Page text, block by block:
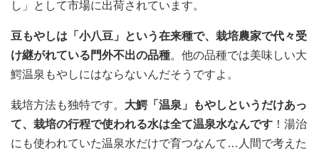
し」として市場に出荷されています。
豆もやしは「小八豆」という在来種で、栽培農家で代々受
け継がれている門外不出の品種。他の品種では美味しい大
鰐温泉もやしにはならないんだそうですよ。
栽培方法も独特です。 大鰐「温泉」もやしというだけあっ
て、栽培の行程で使われる水は全て温泉水なんです ！湯治
にも使われていた温泉水だけで育つなんて…人間で考えた